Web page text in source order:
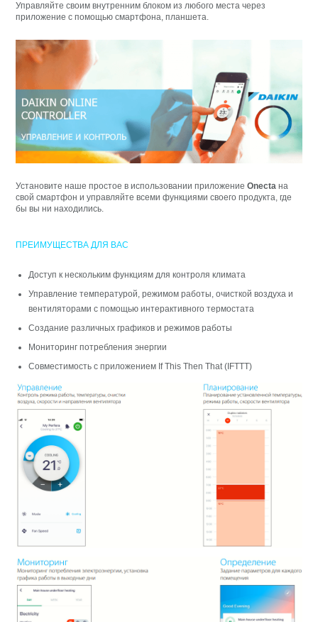
Управляйте своим внутренним блоком из любого места через
приложение с помощью смартфона, планшета.
Установите наше простое в использовании приложениеOnecta на
свой смартфон и управляйте всеми функциями своего продукта, где
бы вы ни находились.
ПРЕИМУЩЕСТВА ДЛЯ ВАС
Доступ к нескольким функциям для контроля климата
Управление температурой, режимом работы, очисткой воздуха и
вентиляторами с помощью интерактивного термостата
Создание различных графиков и режимов работы
Мониторинг потребления энергии
Совместимость с приложением If This Then That (IFTTT)